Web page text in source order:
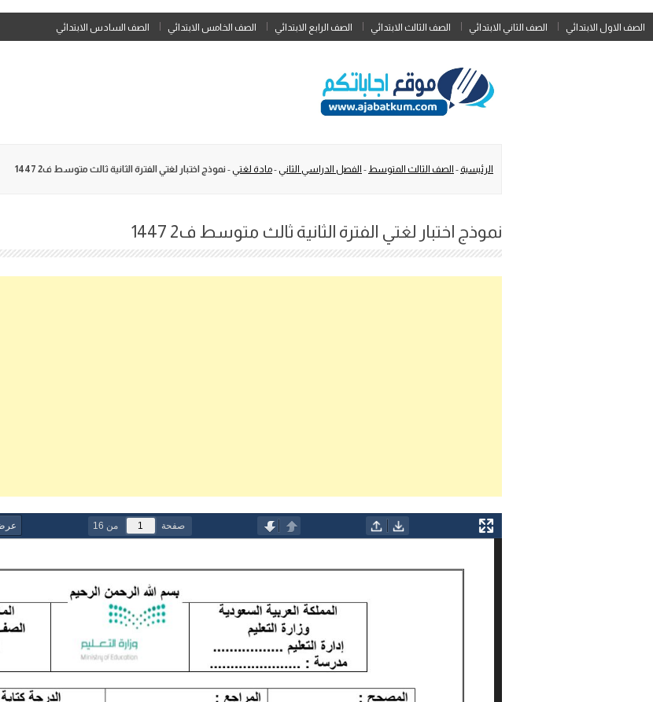
Skip
to
الصف الاول الابتدائي الصف الثاني الابتدائي الصف الثالث الابتدائي الصف الرابع الابتدائي الصف الخامس الابتدائي الصف السادس الابتدائي
الرئيسية - الصف الثالث المتوسط - الفصل الدراسي الثاني -مادة لغتي -نموذج اختبار لغتي الفترة الثانية ثالث متوسط ف2 1447
نموذج اختبار لغتي الفترة الثانية ثالث متوسط ف2 1447